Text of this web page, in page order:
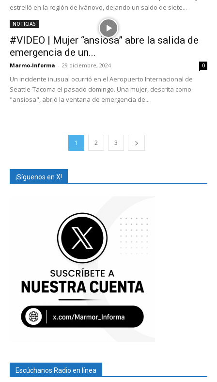
estrelló en la región de Ivánovo, dejando un saldo de siete...
NOTICIAS
#VIDEO | Mujer “ansiosa” abre la salida de
emergencia de un...
Marmo-Informa - 29 diciembre, 2024 0
Un incidente inusual ocurrió en el Aeropuerto Internacional de
Seattle-Tacoma el pasado domingo. Una mujer, descrita como
"ansiosa", abrió la ventana de emergencia de...
1 2 3
¡Síguenos en X!
Escúchanos Radio en línea